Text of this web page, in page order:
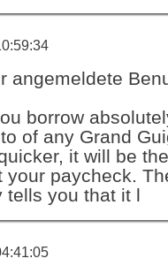
angemeldete
borrow
of any Grand
it will be
paycheck.
tells you that it l